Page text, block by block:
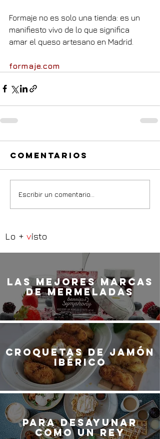
Formaje no es solo una tienda: es un
manifiesto vivo de lo que significa
amar el queso artesano en Madrid.
formaje.com
Comentarios
Escribir un comentario...
Lo + visto
LaS MEJORES marcas
de mermeladas
Croquetas de jamón
ibérico
Para desayunar
como un rey